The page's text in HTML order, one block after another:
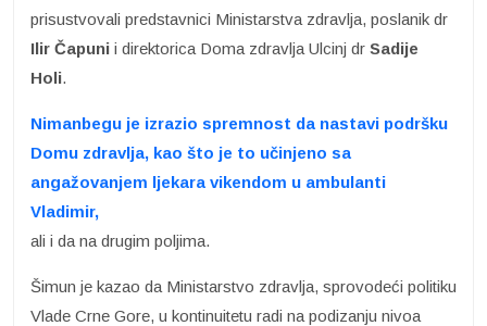
prisustvovali predstavnici Ministarstva zdravlja, poslanik dr
Ilir Čapuni i direktorica Doma zdravlja Ulcinj dr Sadije
Holi.
Nimanbegu je izrazio spremnost da nastavi podršku
Domu zdravlja, kao što je to učinjeno sa
angažovanjem ljekara vikendom u ambulanti
Vladimir,
ali i da na drugim poljima.
Šimun je kazao da Ministarstvo zdravlja, sprovodeći politiku
Vlade Crne Gore, u kontinuitetu radi na podizanju nivoa